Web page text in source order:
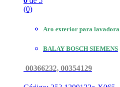
(0)
Aro exterior para lavadora
BALAY BOSCH SIEMENS
00366232, 00354129